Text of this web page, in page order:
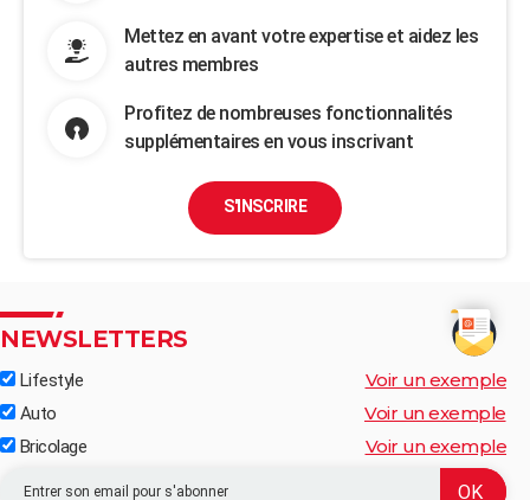
Mettez en avant votre expertise et aidez les
autres membres
Profitez de nombreuses fonctionnalités
supplémentaires en vous inscrivant
S'INSCRIRE
NEWSLETTERS
Lifestyle Voir un exemple
Auto Voir un exemple
Bricolage Voir un exemple